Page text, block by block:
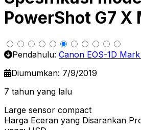
PowerShot G7 X
Pendahulu: Canon EOS-1D
Diumumkan: 7/9/2019
7 tahun yang lalu
Large sensor compact
Harga Eceran yang Disarankan